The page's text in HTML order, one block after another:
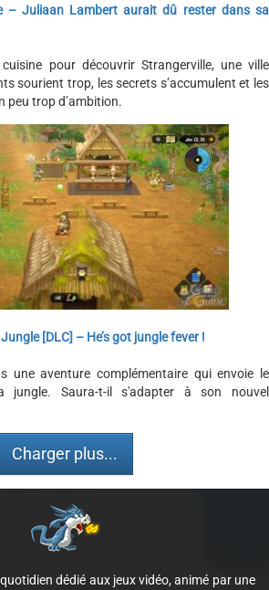
– Juliaan Lambert aurait dû rester dans sa
pour découvrir Strangerville, une ville
sourient trop, les secrets s’accumulent et les
peu trop d’ambition.
[DLC] – He’s got jungle fever !
une aventure complémentaire qui envoie le
jungle. Saura-t-il s'adapter à son nouvel
Charger plus...
dédié aux jeux vidéo, animé par une